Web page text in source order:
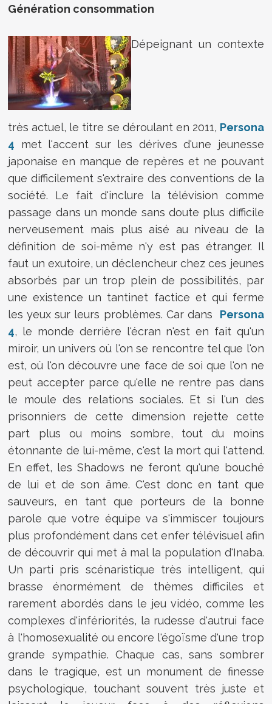
Génération consommation
Dépeignant un contexte
très actuel, le titre se déroulant en 2011, Persona
4 met l'accent sur les dérives d'une jeunesse
japonaise en manque de repères et ne pouvant
que difficilement s'extraire des conventions de la
société. Le fait d'inclure la télévision comme
passage dans un monde sans doute plus difficile
nerveusement mais plus aisé au niveau de la
définition de soi-même n'y est pas étranger. Il
faut un exutoire, un déclencheur chez ces jeunes
absorbés par un trop plein de possibilités, par
une existence un tantinet factice et qui ferme
les yeux sur leurs problèmes. Car dans Persona
4, le monde derrière l'écran n'est en fait qu'un
miroir, un univers où l'on se rencontre tel que l'on
est, où l'on découvre une face de soi que l'on ne
peut accepter parce qu'elle ne rentre pas dans
le moule des relations sociales. Et si l'un des
prisonniers de cette dimension rejette cette
part plus ou moins sombre, tout du moins
étonnante de lui-même, c'est la mort qui l'attend.
En effet, les Shadows ne feront qu'une bouché
de lui et de son âme. C'est donc en tant que
sauveurs, en tant que porteurs de la bonne
parole que votre équipe va s'immiscer toujours
plus profondément dans cet enfer télévisuel afin
de découvrir qui met à mal la population d'Inaba.
Un parti pris scénaristique très intelligent, qui
brasse énormément de thèmes difficiles et
rarement abordés dans le jeu vidéo, comme les
complexes d'infériorités, la rudesse d'autrui face
à l'homosexualité ou encore l'égoïsme d'une trop
grande sympathie. Chaque cas, sans sombrer
dans le tragique, est un monument de finesse
psychologique, touchant souvent très juste et